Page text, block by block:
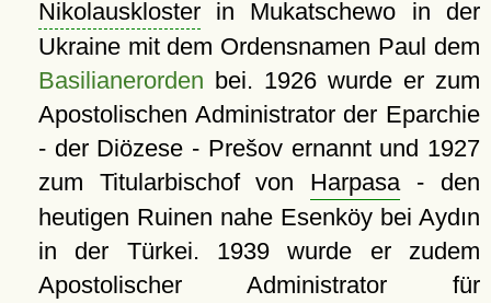
Nikolausklosterin Mukatschewo in der
Ukraine mit dem Ordensnamen Paul dem
Basilianerorden bei. 1926 wurde er zum
Apostolischen Administrator der Eparchie
- der Diözese - Prešov ernannt und 1927
zum Titularbischof von Harpasa - den
heutigen Ruinen nahe Esenköy bei Aydın
in der Türkei. 1939 wurde er zudem
Apostolischer Administrator für